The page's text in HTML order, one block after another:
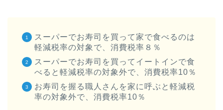
スーパーでお寿司を買って家で食べるのは
軽減税率の対象で、消費税率８％
スーパーでお寿司を買ってイートインで食
べると軽減税率の対象外で、消費税率10％
お寿司を握る職人さんを家に呼ぶと軽減税
率の対象外で、消費税率10％